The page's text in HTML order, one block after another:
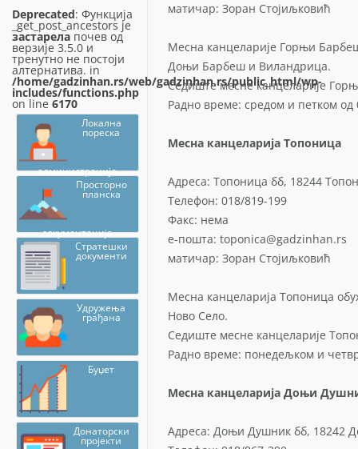
Deprecated: Функција
_get_post_ancestors је
застарела почев од
верзије 3.5.0 и
тренутно не постоји
алтернатива. in
/home/gadzinhan.rs/web/gadzinhan.rs/public_html/wp-
includes/functions.php
on line 6170
Локална
пореска
администрација
Просторно
планска
документација
Стратешки
документи
Удружења
грађана
Буџет
Донаторски
пројекти
матичар: Зоран Стојиљковић
Месна канцеларије Горњи
Доњи Барбеш и Виландрица.
Седиште месне канцеларије
Радно време: средом и петком од
Месна канцеларија Топоница
Адреса: Топоница бб, 18244
Телефон: 018/819-199
Факс: нема
е-пошта: toponica@gadzinhan.rs
матичар: Зоран Стојиљковић
Месна канцеларија Топоница
Ново Село.
Седиште месне канцеларије
Радно време: понедељком и
Месна канцеларија Доњи
Адреса: Доњи Душник бб, 18242